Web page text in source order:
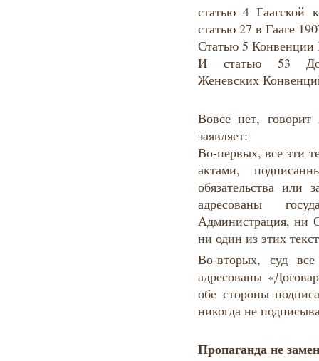
статью 4 Гаагской
статью 27 в Гааге
Статью 5 Конвенции
И статью 53
Женевских
Вовсе нет,
заявляет:
Во-первых, все эти
актами,
обязательства или
адресованы
Администрация, ни
ни один из этих
Во-вторых, суд
адресованы
обе стороны
никогда не
Пропаганда не